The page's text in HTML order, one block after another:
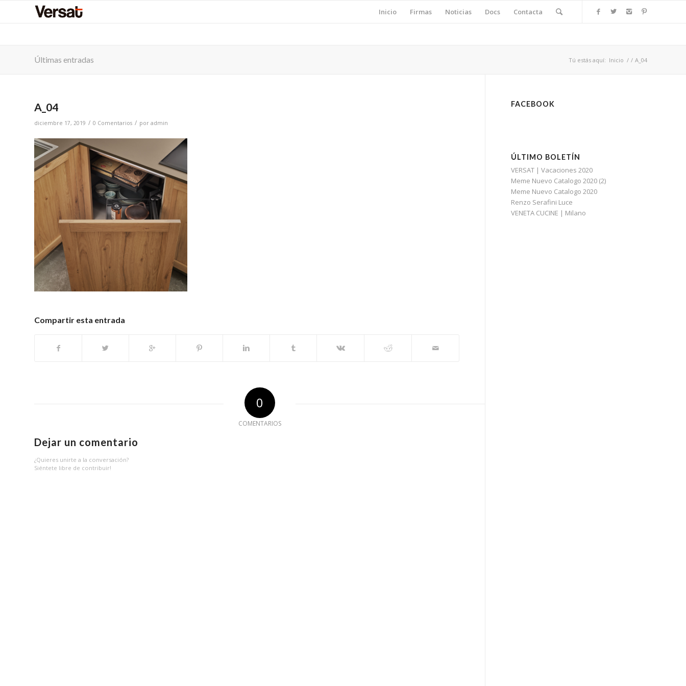
Inicio Firmas Noticias Docs Contacta
Últimas entradas Tú estás aquí: Inicio / / A_04
A_04
diciembre 17, 2019 / 0 Comentarios / por admin
Compartir esta entrada
0
COMENTARIOS
Dejar un comentario
¿Quieres unirte a la conversación?
Siéntete libre de contribuir!
FACEBOOK
ÚLTIMO BOLETÍN
VERSAT | Vacaciones 2020
Meme Nuevo Catalogo 2020 (2)
Meme Nuevo Catalogo 2020
Renzo Serafini Luce
VENETA CUCINE | Milano